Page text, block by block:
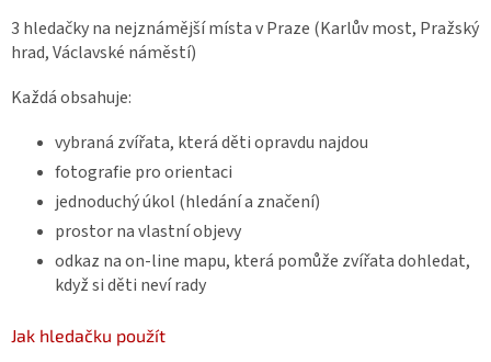
3 hledačky na nejznámější místa v Praze (Karlův most, Pražský
hrad, Václavské náměstí)
Každá obsahuje:
vybraná zvířata, která děti opravdu najdou
fotografie pro orientaci
jednoduchý úkol (hledání a značení)
prostor na vlastní objevy
odkaz na on-line mapu, která pomůže zvířata dohledat,
když si děti neví rady
Jak hledačku použít